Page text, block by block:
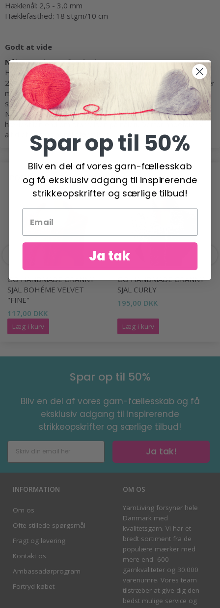
Hæklenål: 2,5 - 3,0 mm
Hæklefasthed: 18 stgm/10 cm
Godt at vide
Nål størrelse og fasthed
Hæklere, hækler meget forskelligt: nogle hækler med en nål
2,0 mm og skaber samme resultat som en person, der hækler
med en nål 4,0 mm. Dette har vi erfaret fra vores eget team,
som har været med til at hækle.
Nøglen til at hækle en bestemt størrelse, handler mere om
hæklestilen end om størrelsen på nålen. Derfor anbefaler vi
altid et spænd af nål størrelser.
POPULÆRE ALTERNATIVER
GO HANDMADE GRANNY
SJAL BOHÉME VELVET
"FINE"
117,00 DKK
Læg i kurv
GO HANDMADE GRANNY
SJAL CURLY
195,00 DKK
Læg i kurv
Spar op til 50%
Bliv en del af vores garn-fællesskab og få
eksklusiv adgang til inspirerende
strikkeopskrifter og særlige tilbud!
Ja tak!
INFORMATION
Om os
Ofte stillede spørgsmål
Fragt og levering
Kontakt os
Ambassadørprogram
Fortryd købet
OM OS
YarnLiving forsyner hele
Danmark med
kvalitetsgarn. Vi har et
bredt sortiment fra de
populære mærker med
mere end 600
garnkvaliteter og 30.000
varenumre. Vores team
tilstræber at give dig den
bedst mulige service og
Spar op til 50%
Bliv en del af vores garn-fællesskab
og få eksklusiv adgang til inspirerende
strikkeopskrifter og særlige tilbud!
Ja tak